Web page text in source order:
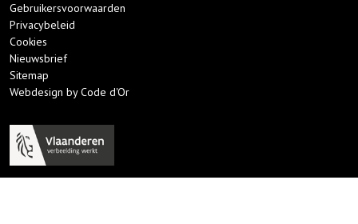
Gebruikersvoorwaarden
Privacybeleid
Cookies
Nieuwsbrief
Sitemap
Webdesign by Code d'Or